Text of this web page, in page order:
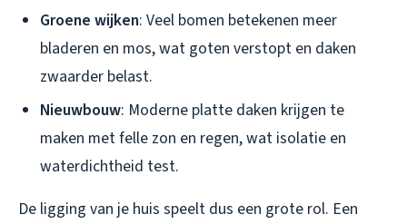
Groene wijken: Veel bomen betekenen meer
bladeren en mos, wat goten verstopt en daken
zwaarder belast.
Nieuwbouw: Moderne platte daken krijgen te
maken met felle zon en regen, wat isolatie en
waterdichtheid test.
De ligging van je huis speelt dus een grote rol. Een